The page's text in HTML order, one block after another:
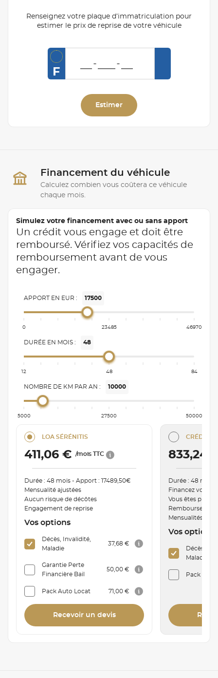
Renseignez votre plaque d’immatriculation pour
estimer le prix de reprise de votre véhicule
F
Estimer
Financement du véhicule
Calculez combien vous coûtera ce véhicule
chaque mois.
Simulez votre financement avec ou sans apport
Un crédit vous engage et doit être
remboursé. Vérifiez vos capacités de
remboursement avant de vous
engager.
APPORT EN EUR : 17500
0 23485 46970
DURÉE EN MOIS : 48
12 48 84
NOMBRE DE KM PAR AN : 10000
5000 27500 50000
LOA SÉRÉNITIS
411,06 €/mois TTC
Durée : 48 mois - Apport : 17489,50€
Mensualité ajustées
Aucun risque de décôtes
Engagement de reprise
Vos options
Décès, Invalidité,
Maladie
37,68 €
Garantie Perte
Financière Bail
50,00 €
Pack Auto Locat 71,00 €
Recevoir un devis
CRÉDIT
833,24
Durée : 48 mois
Financez votre
Vous êtes
Mensualités
Vos options
Décès,
Maladie
Pack Auto